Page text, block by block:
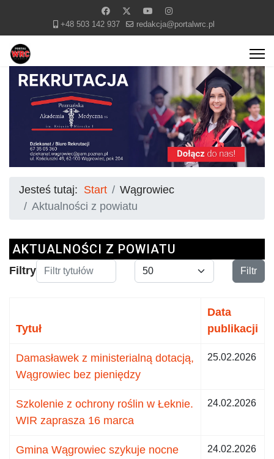
+48 503 142 937 redakcja@portalwrc.pl
Jesteś tutaj: Start
Wągrowiec
Aktualności z powiatu
AKTUALNOŚCI Z POWIATU
FiltryFiltr tytułów Pokaż # Filtr
Tytuł
Data
publikacji
Damasławek z ministerialną dotacją,
Wągrowiec bez pieniędzy
25.02.2026
Szkolenie z ochrony roślin w Łeknie.
WIR zaprasza 16 marca
24.02.2026
Gmina Wągrowiec szykuje nocne
24.02.2026